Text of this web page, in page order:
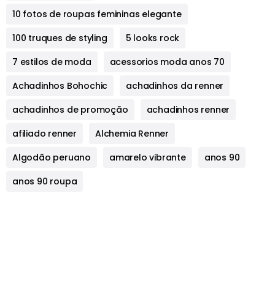
10 fotos de roupas femininas elegante
100 truques de styling
5 looks rock
7 estilos de moda
acessorios moda anos 70
Achadinhos Bohochic
achadinhos da renner
achadinhos de promoção
achadinhos renner
afiliado renner
Alchemia Renner
Algodão peruano
amarelo vibrante
anos 90
anos 90 roupa